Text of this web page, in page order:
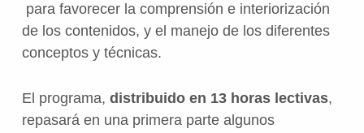
para favorecer la comprensión e interiorización
de los contenidos, y el manejo de los diferentes
conceptos y técnicas.
El programa, distribuido en 13 horas lectivas,
repasará en una primera parte algunos